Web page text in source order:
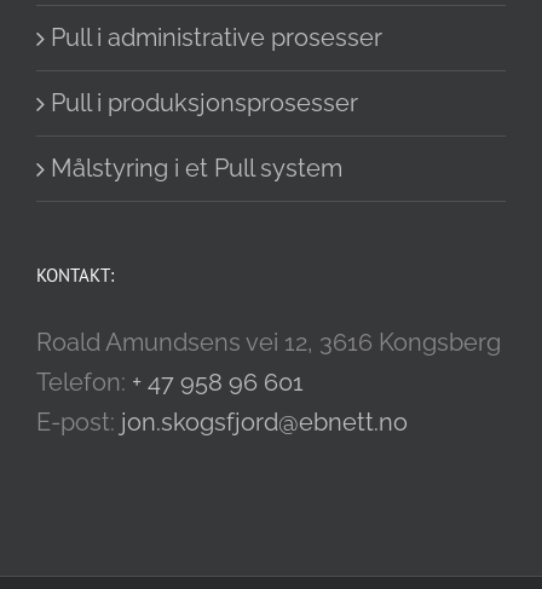
Pull i administrative prosesser
Pull i produksjonsprosesser
Målstyring i et Pull system
KONTAKT:
Roald Amundsens vei 12, 3616 Kongsberg
Telefon: + 47 958 96 601
E-post: jon.skogsfjord@ebnett.no